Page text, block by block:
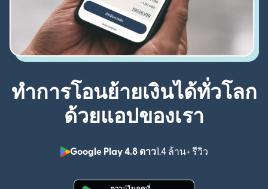
ทำการโอนย้ายเงินได้ทั่วโลก
ด้วยแอปของเรา
Google Play 4.8 ดาว1.4 ล้าน+ รีวิว
(เปิดในหน้าต่